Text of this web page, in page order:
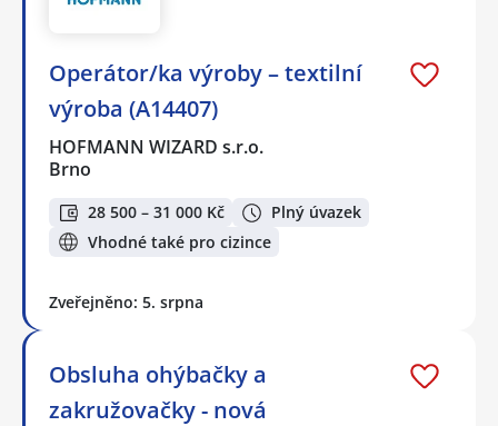
Operátor/ka výroby – textilní
výroba (A14407)
HOFMANN WIZARD s.r.o.
Brno
28 500 – 31 000 Kč
Plný úvazek
Vhodné také pro cizince
Zveřejněno: 5. srpna
Obsluha ohýbačky a
zakružovačky - nová